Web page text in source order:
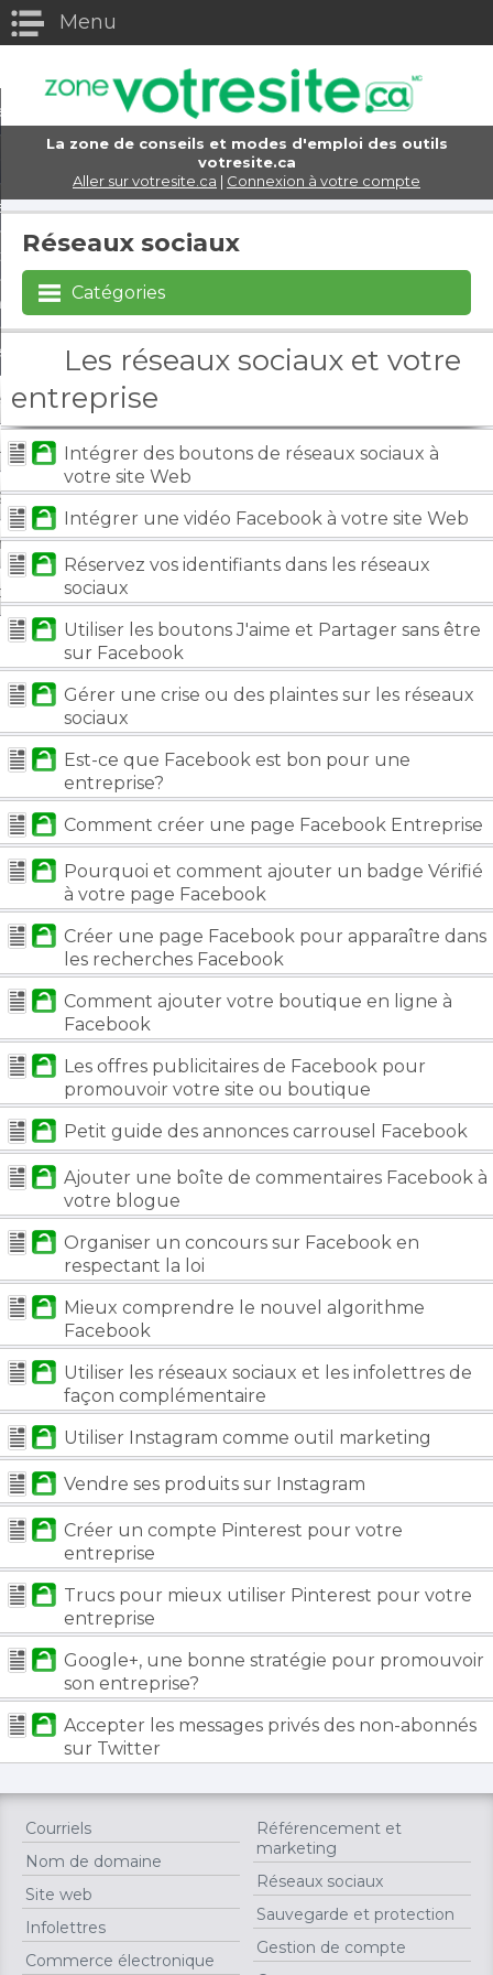
Menu
La zone de conseils et modes d'emploi des outils
votresite.ca
Aller sur votresite.ca | Connexion à votre compte
électronique
d'achats virtuels
et marketing
sociaux
et protection
de compte
nous
to Content
Réseaux sociaux
Catégories
Les réseaux sociaux et votre
entreprise
Intégrer des boutons de réseaux sociaux à
votre site Web
Intégrer une vidéo Facebook à votre site Web
Réservez vos identifiants dans les réseaux
sociaux
Utiliser les boutons J'aime et Partager sans être
sur Facebook
Gérer une crise ou des plaintes sur les réseaux
sociaux
Est-ce que Facebook est bon pour une
entreprise?
Comment créer une page Facebook Entreprise
Pourquoi et comment ajouter un badge Vérifié
à votre page Facebook
Créer une page Facebook pour apparaître dans
les recherches Facebook
Comment ajouter votre boutique en ligne à
Facebook
Les offres publicitaires de Facebook pour
promouvoir votre site ou boutique
Petit guide des annonces carrousel Facebook
Ajouter une boîte de commentaires Facebook à
votre blogue
Organiser un concours sur Facebook en
respectant la loi
Mieux comprendre le nouvel algorithme
Facebook
Utiliser les réseaux sociaux et les infolettres de
façon complémentaire
Utiliser Instagram comme outil marketing
Vendre ses produits sur Instagram
Créer un compte Pinterest pour votre
entreprise
Trucs pour mieux utiliser Pinterest pour votre
entreprise
Google+, une bonne stratégie pour promouvoir
son entreprise?
Accepter les messages privés des non-abonnés
sur Twitter
Courriels
Nom de domaine
Site web
Infolettres
Commerce électronique
Référencement et
marketing
Réseaux sociaux
Sauvegarde et protection
Gestion de compte